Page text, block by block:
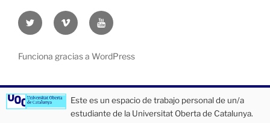
Twitter
UOC
Vimeo
UOC
Youtube
UOC
Funciona gracias a WordPress
Este es un espacio de trabajo personal de un/a
estudiante de la Universitat Oberta de Catalunya.